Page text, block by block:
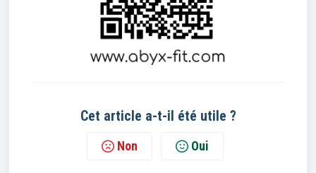
Cet article a-t-il été utile ?
Non Oui